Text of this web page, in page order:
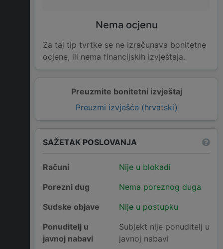
Preuzmite bonitetni izvještaj
Preuzmi izvješće (hrvatski)
Nema ocjenu
Za taj tip tvrtke se ne izračunava bonitetne
ocjene, ili nema financijskih izvještaja.
SAŽETAK POSLOVANJA
Računi
Nije u blokadi
Porezni dug
Nema poreznog duga
Sudske objave
Nije u postupku
Ponuditelj u
javnoj nabavi
Subjekt nije ponuditelj u
javnoj nabavi